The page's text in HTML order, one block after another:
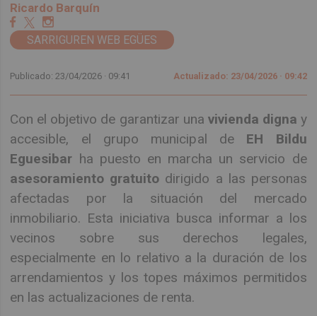
Ricardo Barquín
SARRIGUREN WEB EGÜES
Publicado: 23/04/2026 · 09:41 Actualizado: 23/04/2026 · 09:42
Con el objetivo de garantizar una vivienda digna y
accesible, el grupo municipal de EH Bildu
Eguesibar ha puesto en marcha un servicio de
asesoramiento gratuito dirigido a las personas
afectadas por la situación del mercado
inmobiliario. Esta iniciativa busca informar a los
vecinos sobre sus derechos legales,
especialmente en lo relativo a la duración de los
arrendamientos y los topes máximos permitidos
en las actualizaciones de renta.